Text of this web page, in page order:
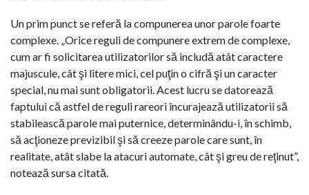
Un prim punct se referă la compunerea unor parole foarte
complexe. „Orice reguli de compunere extrem de complexe,
cum ar fi solicitarea utilizatorilor să includă atât caractere
majuscule, cât şi litere mici, cel puţin o cifră şi un caracter
special, nu mai sunt obligatorii. Acest lucru se datorează
faptului că astfel de reguli rareori încurajează utilizatorii să
stabilească parole mai puternice, determinându-i, în schimb,
să acţioneze previzibil şi să creeze parole care sunt, în
realitate, atât slabe la atacuri automate, cât şi greu de reţinut”,
notează sursa citată.